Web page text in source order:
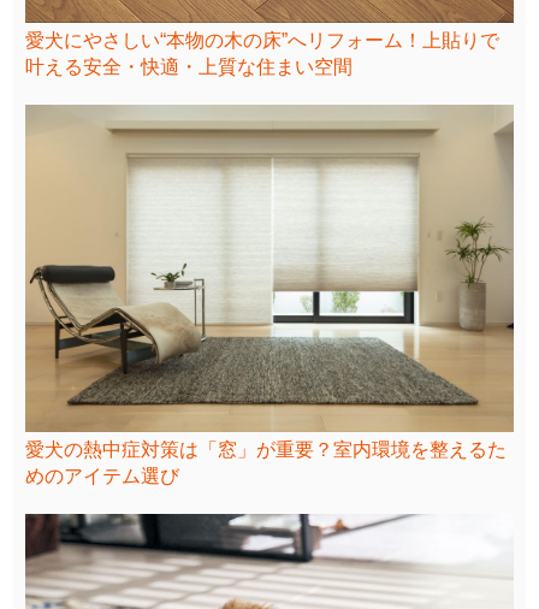
愛犬にやさしい“本物の木の床”へリフォーム！上貼りで
叶える安全・快適・上質な住まい空間
愛犬の熱中症対策は「窓」が重要？室内環境を整えるた
めのアイテム選び